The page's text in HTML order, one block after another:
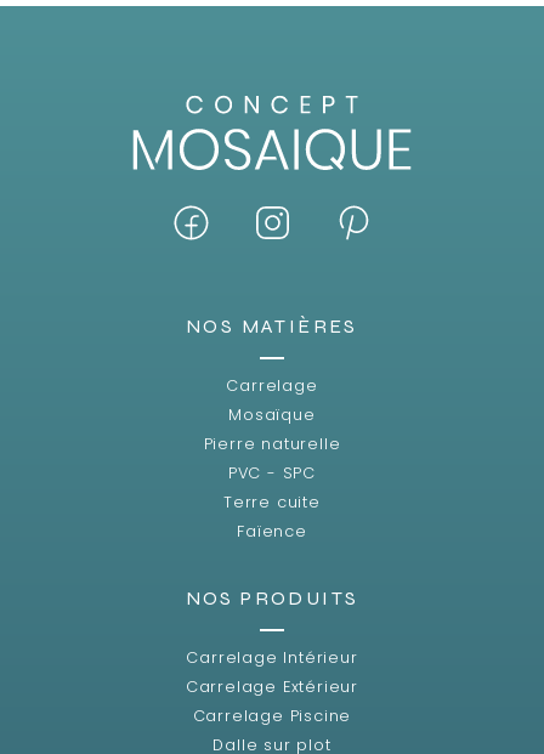
NOS MATIÈRES
Carrelage
Mosaïque
Pierre naturelle
PVC - SPC
Terre cuite
Faïence
NOS PRODUITS
Carrelage Intérieur
Carrelage Extérieur
Carrelage Piscine
Dalle sur plot